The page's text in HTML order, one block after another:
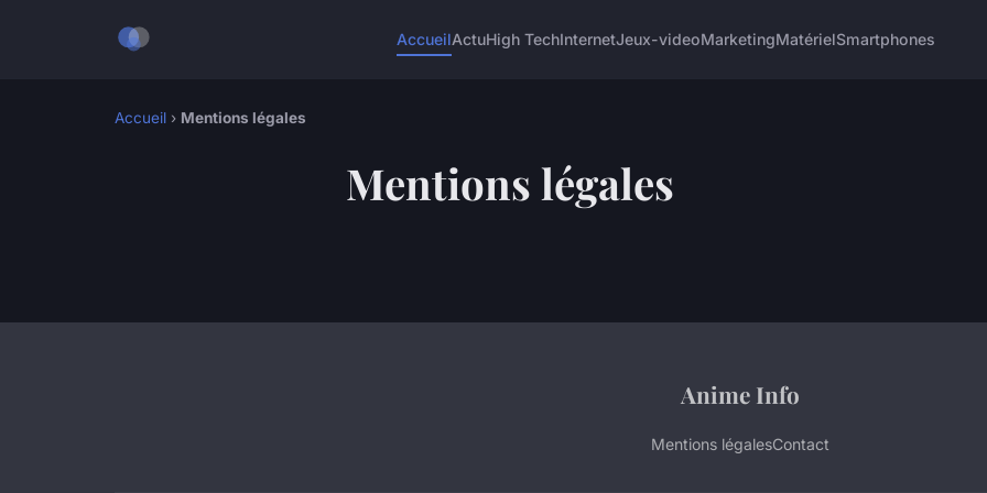
AccueilActuHigh TechInternetJeux-videoMarketingMatérielSmartphones
Accueil › Mentions légales
Mentions légales
Anime Info
Mentions légalesContact